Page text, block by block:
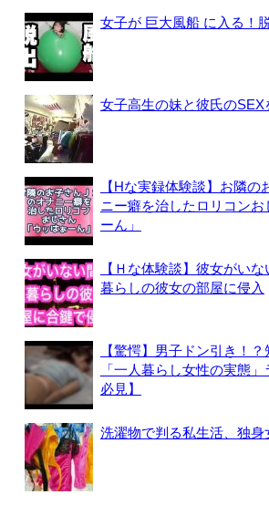
女子が 巨大風船 に入る！
女子高生の妹と彼氏の
【Hな実録体験談】お隣の
ニー癖を治したロリコンお
ーん」
【Ｈな体験談】彼女がい
暮らしの彼女の部屋に侵入
【驚愕】男子ドン引き！
「一人暮らし女性の実態
必見】
洗濯物で判る私生活、独身